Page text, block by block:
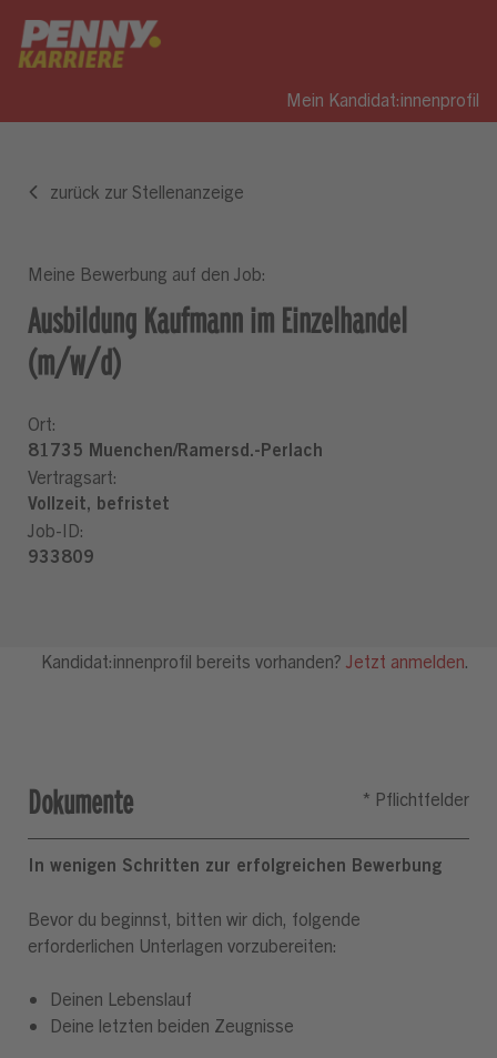
Mein Kandidat:innenprofil
Dokumente
In wenigen Schritten zur erfolgreichen Bewerbung
Bevor du beginnst, bitten wir dich, folgende
erforderlichen Unterlagen vorzubereiten:
Deinen Lebenslauf
Deine letzten beiden Zeugnisse